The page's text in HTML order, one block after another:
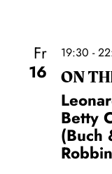
Fr
16
19:30 -
ON
Betty
(Buch